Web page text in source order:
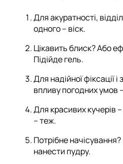
Для акуратності,
одного – віск.
Цікавить блиск? Або
Підійде гель.
Для надійної фіксації
впливу погодних умов
Для красивих кучерів
– теж.
Потрібне
нанести пудру.